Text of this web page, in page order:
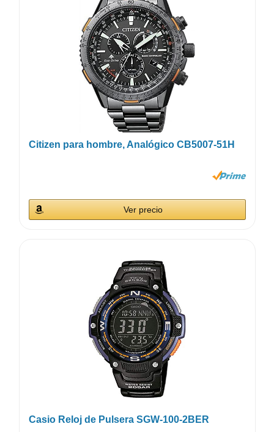
Citizen para hombre, Analógico CB5007-51H
Ver precio
Casio Reloj de Pulsera SGW-100-2BER